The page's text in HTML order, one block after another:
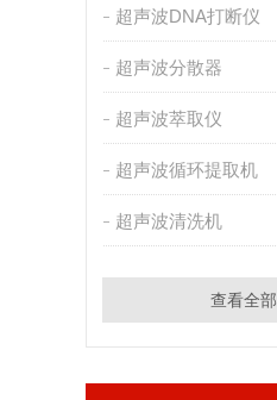
超声波DNA打断仪
超声波分散器
超声波萃取仪
超声波循环提取机
超声波清洗机
查看全部